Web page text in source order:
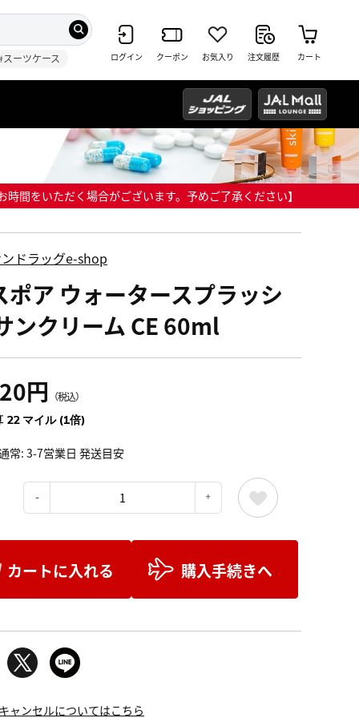
スーツケース ログイン クーポン お気入り 注文履歴 カート
間をいただく場合がございます。予めご了承ください】
ドラッグe-shop
ポア ウォータースプラッシ
ンクリーム CE 60ml
円 （税込）
22 マイル (1倍)
常: 3-7営業日 発送目安
カートに入れる 購入手続きへ
ャンセルについてはこちら